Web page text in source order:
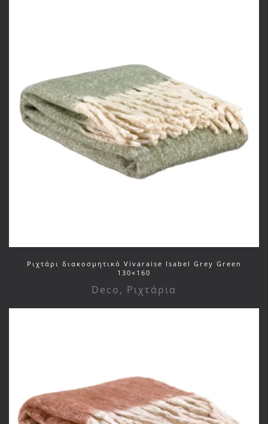
Ριχτάρι διακοσμητικό Vivaraise Isabel Grey Green
130×160
Deco, Ριχτάρια